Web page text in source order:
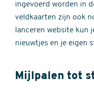
ingevoerd worden in
veldkaarten zijn ook
lanceren website kun
nieuwtjes en je eigen
Mijlpalen tot